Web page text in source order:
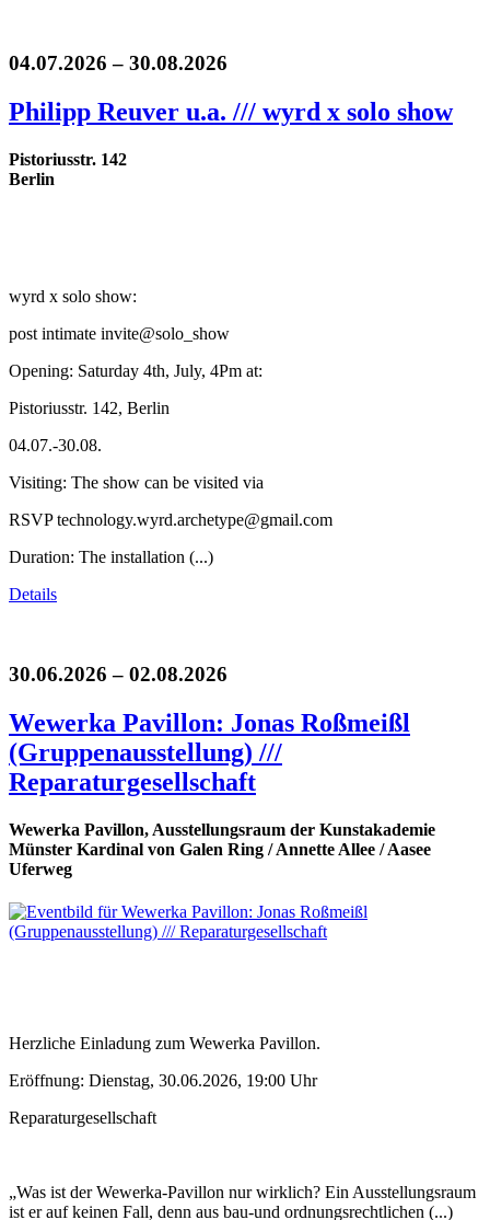
04.07.2026 – 30.08.2026
Philipp Reuver u.a. /// wyrd x solo show
Pistoriusstr. 142
Berlin
wyrd x solo show:
post intimate invite@solo_show
Opening: Saturday 4th, July, 4Pm at:
Pistoriusstr. 142, Berlin
04.07.-30.08.
Visiting: The show can be visited via
RSVP technology.wyrd.archetype@gmail.com
Duration: The installation (...)
Details
30.06.2026 – 02.08.2026
Wewerka Pavillon: Jonas Roßmeißl
(Gruppenausstellung) ///
Reparaturgesellschaft
Wewerka Pavillon, Ausstellungsraum der Kunstakademie
Münster Kardinal von Galen Ring / Annette Allee / Aasee
Uferweg
Herzliche Einladung zum Wewerka Pavillon.
Eröffnung: Dienstag, 30.06.2026, 19:00 Uhr
Reparaturgesellschaft
„Was ist der Wewerka-Pavillon nur wirklich? Ein Ausstellungsraum
ist er auf keinen Fall, denn aus bau-und ordnungsrechtlichen (...)